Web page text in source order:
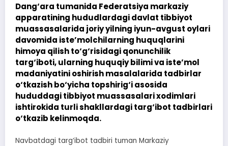
Dang‘ara tumanida Federatsiya markaziy
apparatining hududlardagi davlat tibbiyot
muassasalarida joriy yilning iyun-avgust oylari
davomida iste’molchilarning huquqlarini
himoya qilish to‘g‘risidagi qonunchilik
targ‘iboti, ularning huquqiy bilimi va iste’mol
madaniyatini oshirish masalalarida tadbirlar
o‘tkazish bo‘yicha topshirig‘i asosida
hududdagi tibbiyot muassasalari xodimlari
ishtirokida turli shakllardagi targ‘ibot tadbirlari
o‘tkazib kelinmoqda.
Navbatdagi targ‘ibot tadbiri tuman Markaziy